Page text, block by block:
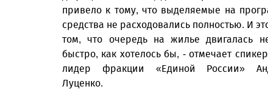
привело к тому, что выделяемые на
средства не расходовались полностью. И
том, что очередь на жилье двигалась
быстро, как хотелось бы, - отмечает
лидер фракции «Единой России»
Луценко.